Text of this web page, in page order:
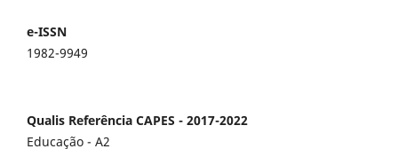
e-ISSN
1982-9949
Qualis Referência CAPES - 2017-2022
Educação - A2